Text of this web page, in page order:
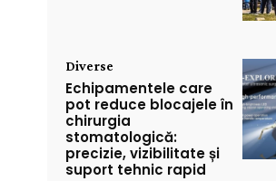
Diverse
Echipamentele care
pot reduce blocajele în
chirurgia
stomatologică:
precizie, vizibilitate și
suport tehnic rapid